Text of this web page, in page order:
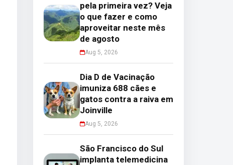
pela primeira vez? Veja
o que fazer e como
aproveitar neste mês
de agosto
Aug 5, 2026
Dia D de Vacinação
imuniza 688 cães e
gatos contra a raiva em
Joinville
Aug 5, 2026
São Francisco do Sul
implanta telemedicina